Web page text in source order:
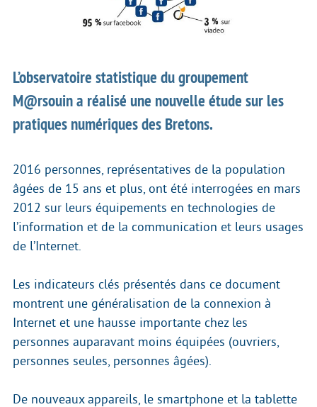
L’observatoire statistique du groupement
M@rsouin a réalisé une nouvelle étude sur les
pratiques numériques des Bretons.
2016 personnes, représentatives de la population
âgées de 15 ans et plus, ont été interrogées en mars
2012 sur leurs équipements en technologies de
l’information et de la communication et leurs usages
de l’Internet.
Les indicateurs clés présentés dans ce document
montrent une généralisation de la connexion à
Internet et une hausse importante chez les
personnes auparavant moins équipées (ouvriers,
personnes seules, personnes âgées).
De nouveaux appareils, le smartphone et la tablette